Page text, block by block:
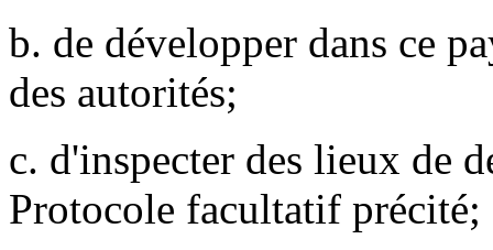
b. de développer dans ce
des autorités;
c. d'inspecter des lieux de
Protocole facultatif précité;